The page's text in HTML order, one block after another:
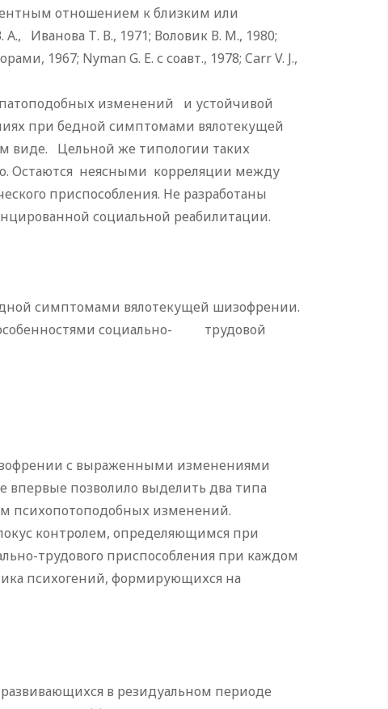
отношением к близким или
Иванова Т. В., 1971; Воловик В. М., 1980;
1967; Nyman G. E. с соавт., 1978; Carr V. J.,
изменений и устойчивой
при бедной симптомами вялотекущей
виде. Цельной же типологии таких
Остаются неясными корреляции между
приспособления. Не разработаны
социальной реабилитации.
симптомами вялотекущей шизофрении.
социально- трудовой
с выраженными изменениями
позволило выделить два типа
психопотоподобных изменений.
контролем, определяющимся при
трудового приспособления при каждом
психогений, формирующихся на
в резидуальном периоде